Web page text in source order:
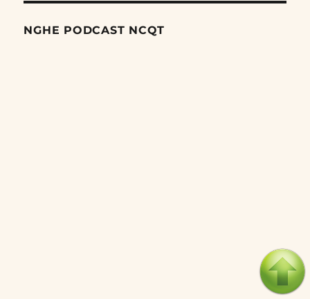
NGHE PODCAST NCQT
Nợ cho kẻ mộng mơ: Vốn vay chính sách và giới hạn của